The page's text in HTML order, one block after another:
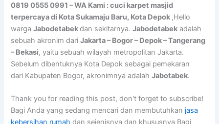
0819 0555 0991 – WA Kami : cuci karpet masjid
terpercaya di Kota Sukamaju Baru, Kota Depok ,Hello
wargaJabodetabekdan sekitarnya.Jabodetabek adalah
sebuah akronim dariJakarta – Bogor – Depok – Tangerang
– Bekasi, yaitu sebuah wilayah metropolitan Jakarta.
Sebelum dibentuknya Kota Depok sebagai pemekaran
dari Kabupaten Bogor, akronimnya adalahJabotabek.
Thank you for reading this post, don't forget to subscribe!
Bagi Anda yang sedang mencari dan membutuhkan jasa
kebersihan rumah dan sejenisnya dan khususnya Bagi